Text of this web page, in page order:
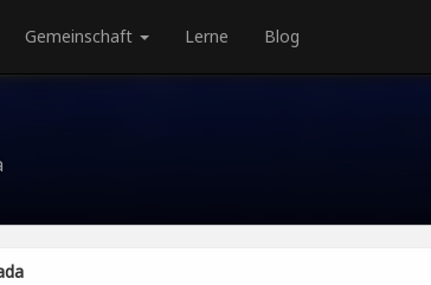
Gemeinschaft Lerne Blog